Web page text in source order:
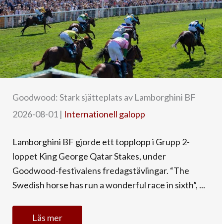
Goodwood: Stark sjätteplats av Lamborghini BF
2026-08-01 | Internationell galopp
Lamborghini BF gjorde ett topplopp i Grupp 2-
loppet King George Qatar Stakes, under
Goodwood-festivalens fredagstävlingar. “The
Swedish horse has run a wonderful race in sixth”, ...
Läs mer